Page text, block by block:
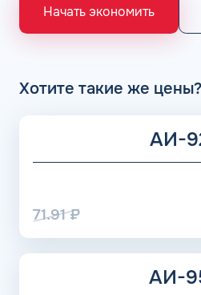
«Газпром», Рязанский НПЗ,
НПЗ группы Роснефть. АЗС
Начать экономить
Хотите такие же цены?
АИ-
71.91₽
АИ-